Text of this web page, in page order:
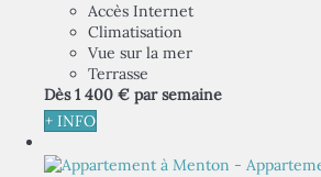
Accès Internet
Climatisation
Vue sur la mer
Terrasse
Dès 1 400 € par semaine
+ INFO